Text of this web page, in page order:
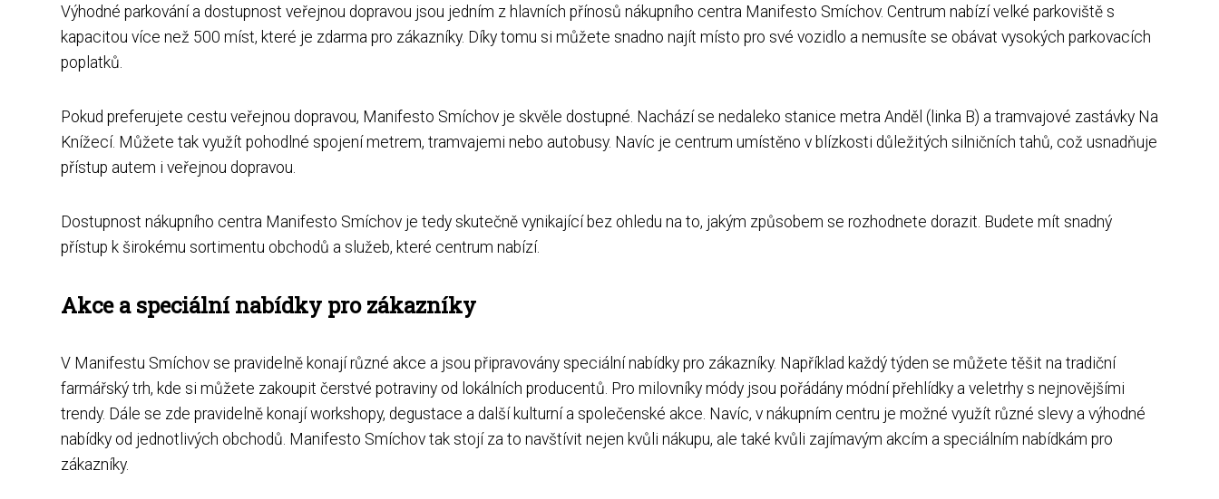
Výhodné parkování a dostupnost veřejnou dopravou jsou jedním z hlavních přínosů nákupního centra Manifesto Smíchov. Centrum nabízí velké parkoviště s
kapacitou více než 500 míst, které je zdarma pro zákazníky. Díky tomu si můžete snadno najít místo pro své vozidlo a nemusíte se obávat vysokých parkovacích
poplatků.
Pokud preferujete cestu veřejnou dopravou, Manifesto Smíchov je skvěle dostupné. Nachází se nedaleko stanice metra Anděl (linka B) a tramvajové zastávky Na
Knížecí. Můžete tak využít pohodlné spojení metrem, tramvajemi nebo autobusy. Navíc je centrum umístěno v blízkosti důležitých silničních tahů, což usnadňuje
přístup autem i veřejnou dopravou.
Dostupnost nákupního centra Manifesto Smíchov je tedy skutečně vynikající bez ohledu na to, jakým způsobem se rozhodnete dorazit. Budete mít snadný
přístup k širokému sortimentu obchodů a služeb, které centrum nabízí.
Akce a speciální nabídky pro zákazníky
V Manifestu Smíchov se pravidelně konají různé akce a jsou připravovány speciální nabídky pro zákazníky. Například každý týden se můžete těšit na tradiční
farmářský trh, kde si můžete zakoupit čerstvé potraviny od lokálních producentů. Pro milovníky módy jsou pořádány módní přehlídky a veletrhy s nejnovějšími
trendy. Dále se zde pravidelně konají workshopy, degustace a další kulturní a společenské akce. Navíc, v nákupním centru je možné využít různé slevy a výhodné
nabídky od jednotlivých obchodů. Manifesto Smíchov tak stojí za to navštívit nejen kvůli nákupu, ale také kvůli zajímavým akcím a speciálním nabídkám pro
zákazníky.